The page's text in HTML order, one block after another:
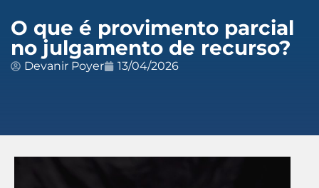
O que é provimento parcial
no julgamento de recurso?
Devanir Poyer 13/04/2026